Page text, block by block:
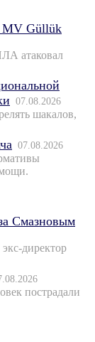
MV Güllük
атаковал
07.08.2026
шакалов,
07.08.2026
Смазновым
директор
пострадали